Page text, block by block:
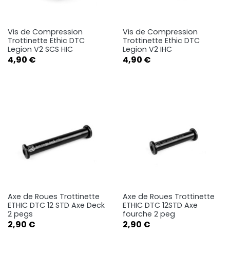
Vis de Compression
Trottinette Ethic DTC
Legion V2 SCS HIC
Prix
4,90 €
Vis de Compression
Trottinette Ethic DTC
Legion V2 IHC
Prix
4,90 €
Axe de Roues Trottinette
ETHIC DTC 12 STD Axe Deck
2 pegs
Prix
2,90 €
Axe de Roues Trottinette
ETHIC DTC 12STD Axe
fourche 2 peg
Prix
2,90 €